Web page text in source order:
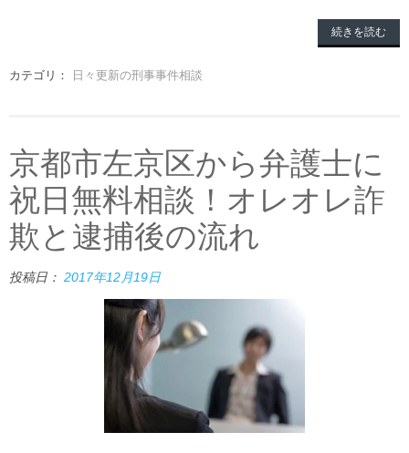
続きを読む
カテゴリ： 日々更新の刑事事件相談
京都市左京区から弁護士に
祝日無料相談！オレオレ詐
欺と逮捕後の流れ
投稿日： 2017年12月19日